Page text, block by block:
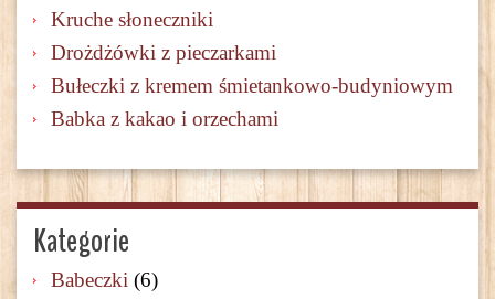
Kruche słoneczniki
Drożdżówki z pieczarkami
Bułeczki z kremem śmietankowo-budyniowym
Babka z kakao i orzechami
Kategorie
Babeczki (6)